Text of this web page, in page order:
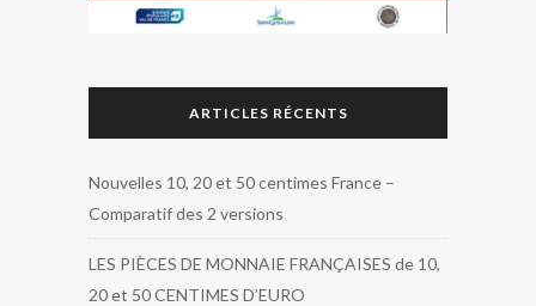
ARTICLES RÉCENTS
Nouvelles 10, 20 et 50 centimes France –
Comparatif des 2 versions
LES PIÈCES DE MONNAIE FRANÇAISES de 10,
20 et 50 CENTIMES D’EURO